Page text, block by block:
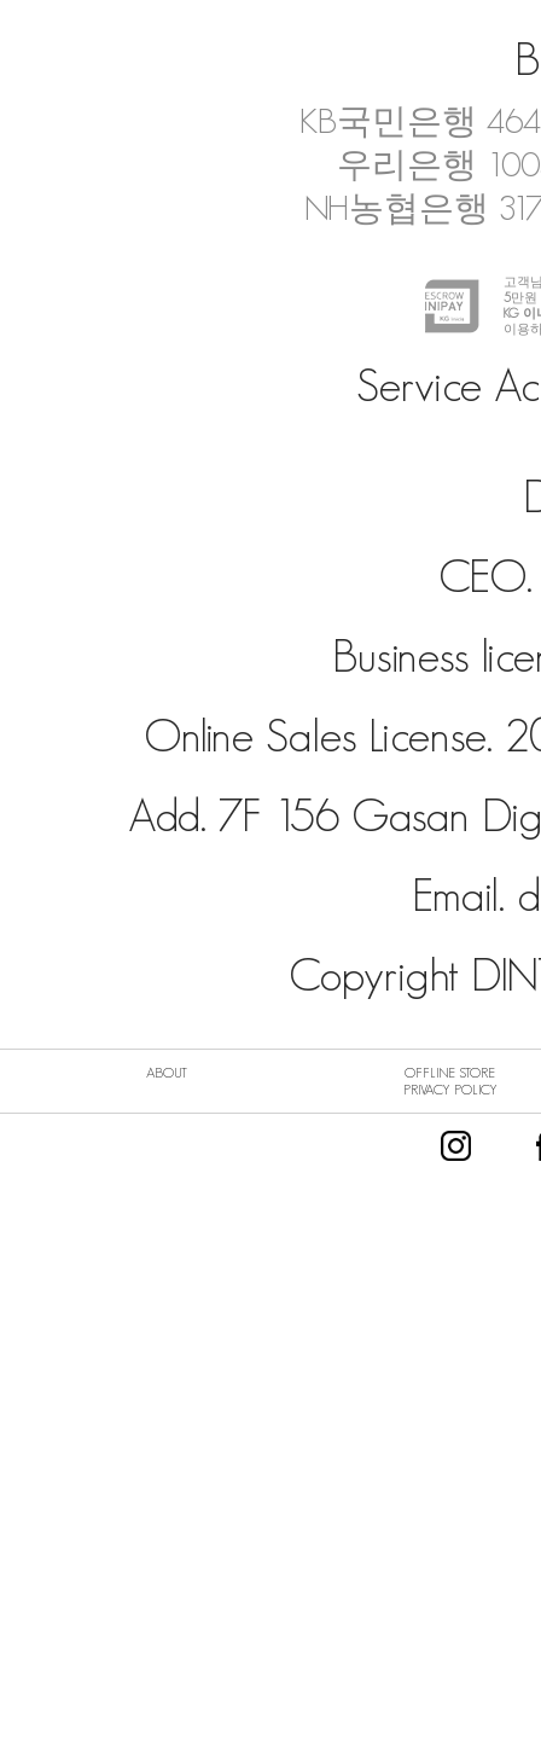
ABOUT
OFFLINE STORE
PRIVACY POLICY
KB국민은행
우리은행
NH농협은행
고객
5만원
KG 이
이용
Service
Business
Online Sales License.
Add. 7F 156 Gasan
Email.
Copyright